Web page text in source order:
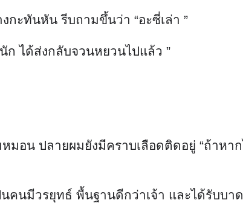
กะทันหัน รีบถามขึ้นว่า “อะซี่เล่า ”
ก ได้ส่งกลับจวนหยวนไปแล้ว ”
มอน ปลายผมยังมีคราบเลือดติดอยู่ “ถ้าห
นคนมีวรยุทธ์ พื้นฐานดีกว่าเจ้า และได้รับบ